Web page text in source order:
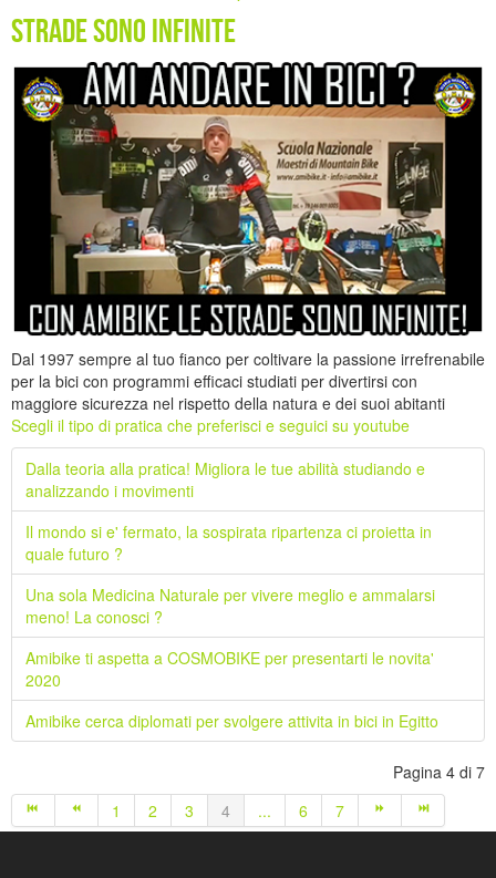
STRADE SONO INFINITE
Dal 1997 sempre al tuo fianco per coltivare la passione irrefrenabile
per la bici con programmi efficaci studiati per divertirsi con
maggiore sicurezza nel rispetto della natura e dei suoi abitanti
Scegli il tipo di pratica che preferisci e seguici su youtube
Dalla teoria alla pratica! Migliora le tue abilità studiando e
analizzando i movimenti
Il mondo si e' fermato, la sospirata ripartenza ci proietta in
quale futuro ?
Una sola Medicina Naturale per vivere meglio e ammalarsi
meno! La conosci ?
Amibike ti aspetta a COSMOBIKE per presentarti le novita'
2020
Amibike cerca diplomati per svolgere attivita in bici in Egitto
Pagina 4 di 7
1
2 3 4 ... 6 7